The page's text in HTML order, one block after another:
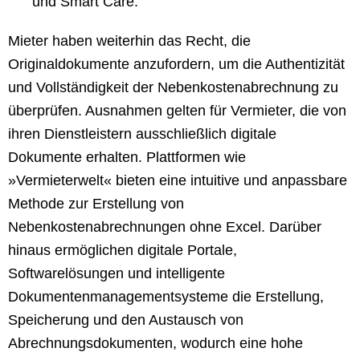
Mieter haben weiterhin das Recht, die
Originaldokumente anzufordern, um die Authentizität
und Vollständigkeit der Nebenkostenabrechnung zu
überprüfen. Ausnahmen gelten für Vermieter, die von
ihren Dienstleistern ausschließlich digitale
Dokumente erhalten. Plattformen wie
»Vermieterwelt« bieten eine intuitive und anpassbare
Methode zur Erstellung von
Nebenkostenabrechnungen ohne Excel. Darüber
hinaus ermöglichen digitale Portale,
Softwarelösungen und intelligente
Dokumentenmanagementsysteme die Erstellung,
Speicherung und den Austausch von
Abrechnungsdokumenten, wodurch eine hohe